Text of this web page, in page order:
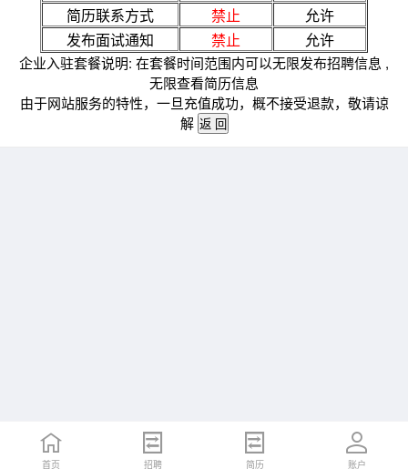
简历联系方式
禁止
允许
发布面试通知
禁止 允许
企业入驻套餐说明: 在套餐时间范围内可以无限发布招聘信息 ,
无限查看简历信息
由于网站服务的特性，一旦充值成功，概不接受退款，敬请谅
解
首页 招聘 简历 账户